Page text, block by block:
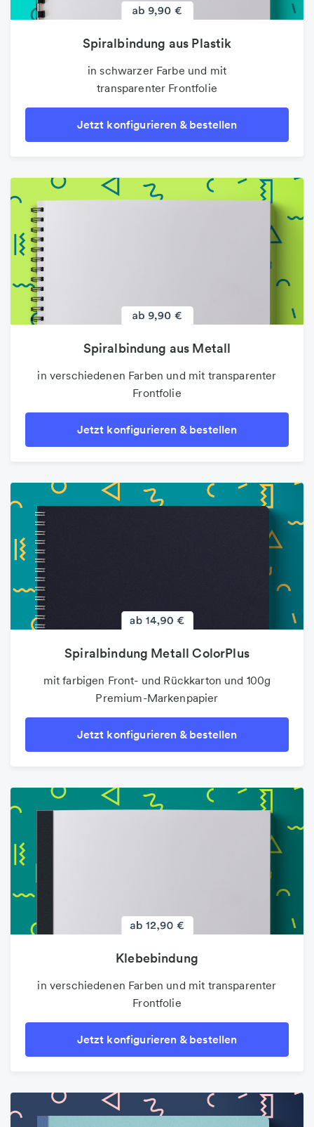
Spiralbindung aus Plastik
in schwarzer Farbe und mit
transparenter Frontfolie
Jetzt konfigurieren & bestellen
Spiralbindung aus Metall
in verschiedenen Farben und mit transparenter
Frontfolie
Jetzt konfigurieren & bestellen
Spiralbindung Metall ColorPlus
mit farbigen Front- und Rückkarton und 100g
Premium-Markenpapier
Jetzt konfigurieren & bestellen
Klebebindung
in verschiedenen Farben und mit transparenter
Frontfolie
Jetzt konfigurieren & bestellen